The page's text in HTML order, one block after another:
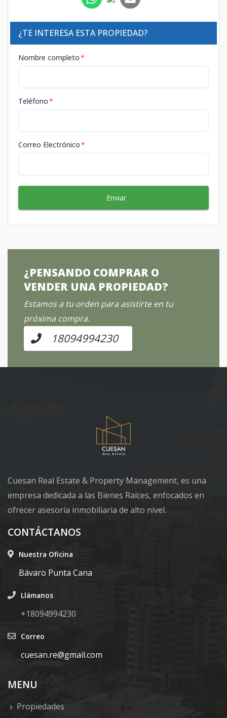
¿TE INTERESA ESTA PROPIEDAD?
Nombre completo*
Teléfono*
Correo Electrónico*
Enviar
¿PENSANDO COMPRAR O
VENDER UNA PROPIEDAD?
Estamos a tu orden para asistirte en tu
próxima compra.
18094994230
Cuesan Real Estate & Property Management, es una
empresa dedicada a las Bienes Raíces, enfocados en
ofrecer asesoría inmobiliaria de alto nivel.
CONTÁCTANOS
Nuestra Oficina
Bávaro Punta Cana
Llámanos
+18094994230
Correo
cuesan.re@gmail.com
MENU
Propiedades